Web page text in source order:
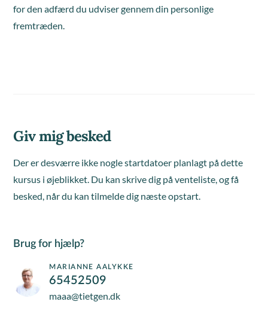
for den adfærd du udviser gennem din personlige
fremtræden.
Giv mig besked
Der er desværre ikke nogle startdatoer planlagt på dette
kursus i øjeblikket. Du kan skrive dig på venteliste, og få
besked, når du kan tilmelde dig næste opstart.
Brug for hjælp?
MARIANNE AALYKKE
65452509
maaa@tietgen.dk